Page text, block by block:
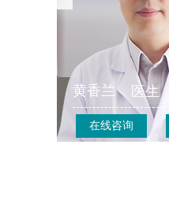
黄香兰 医生
在线咨询